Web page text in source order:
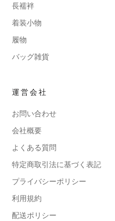
長襦袢
着装小物
履物
バッグ雑貨
運営会社
お問い合わせ
会社概要
よくある質問
特定商取引法に基づく表記
プライバシーポリシー
利用規約
配送ポリシー